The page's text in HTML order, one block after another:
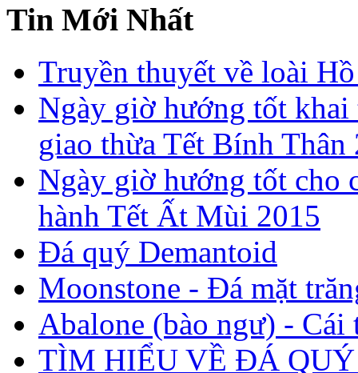
Tin Mới Nhất
Truyền thuyết về loài
Ngày giờ hướng tốt
giao thừa Tết Bính Thân
Ngày giờ hướng tốt cho
hành Tết Ất Mùi 2015
Đá quý Demantoid
Moonstone - Đá mặt
Abalone (bào ngư) - Cái
TÌM HIỂU VỀ ĐÁ QUÝ